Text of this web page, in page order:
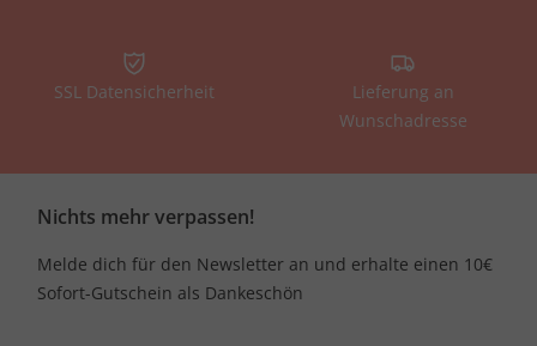
SSL Datensicherheit
Lieferung an
Wunschadresse
Nichts mehr verpassen!
Melde dich für den Newsletter an und erhalte einen 10€
Sofort-Gutschein als Dankeschön